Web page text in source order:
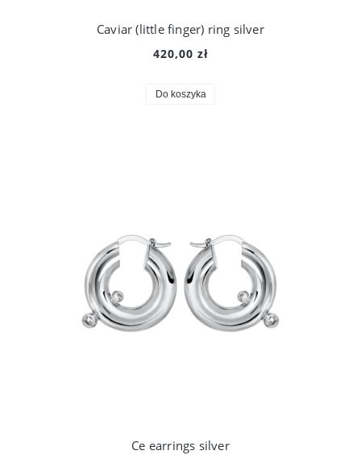
Caviar (little finger) ring silver
420,00 zł
Do koszyka
Ce earrings silver